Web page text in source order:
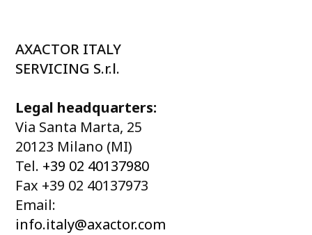
AXACTOR ITALY
SERVICING S.r.l.
Legal headquarters:
Via Santa Marta, 25
20123 Milano (MI)
Tel. +39 02 40137980
Fax +39 02 40137973
Email:
info.italy@axactor.com